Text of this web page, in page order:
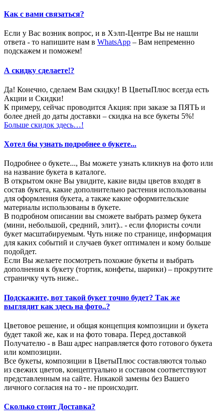
Как с вами связаться?
Если у Вас возник вопрос, и в Хэлп-Центре Вы не нашли
ответа - то напишите нам в WhatsApp – Вам непременно
подскажем и поможем!
А скидку сделаете!?
Да! Конечно, сделаем Вам скидку! В ЦветыПлюс всегда есть
Акции и Скидки!
К примеру, сейчас проводится Акция: при заказе за ПЯТЬ и
более дней до даты доставки – скидка на все букеты 5%!
Больше скидок здесь…!
Хотел бы узнать подробнее о букете...
Подробнее о букете..., Вы можете узнать кликнув на фото или
на название букета в каталоге.
В открытом окне Вы увидите, какие виды цветов входят в
состав букета, какие дополнительно растения использованы
для оформления букета, а также какие оформительские
материалы использованы в букете.
В подробном описании вы сможете выбрать размер букета
(мини, небольшой, средний, элит).. - если флористы сочли
букет масштабируемым. Чуть ниже по странице, информация
для каких событий и случаев букет оптимален и кому больше
подойдет.
Если Вы желаете посмотреть похожие букеты и выбрать
дополнения к букету (тортик, конфеты, шарики) – прокрутите
страничку чуть ниже..
Подскажите, вот такой букет точно будет? Так же
выглядит как здесь на фото..?
Цветовое решение, и общая концепция композиции и букета
будет такой же, как и на фото товара. Перед доставкой
Получателю - в Ваш адрес направляется фото готового букета
или композиции.
Все букеты, композиции в ЦветыПлюс составляются только
из свежих цветов, концептуально и составом соответствуют
представленным на сайте. Никакой замены без Вашего
личного согласия на то - не происходит.
Сколько стоит Доставка?